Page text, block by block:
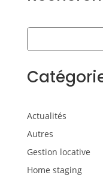
Actualités
Autres
Gestion locative
Home staging